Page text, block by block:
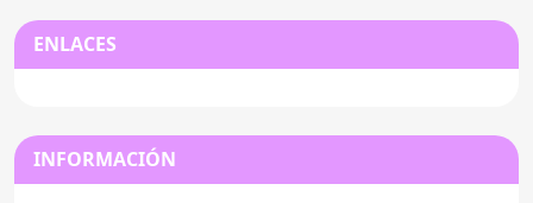
ENLACES
INFORMACIÓN